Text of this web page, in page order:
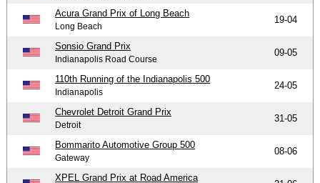
Acura Grand Prix of Long Beach
Long Beach
19-04
Sonsio Grand Prix
Indianapolis Road Course
09-05
110th Running of the Indianapolis 500
Indianapolis
24-05
Chevrolet Detroit Grand Prix
Detroit
31-05
Bommarito Automotive Group 500
Gateway
08-06
XPEL Grand Prix at Road America